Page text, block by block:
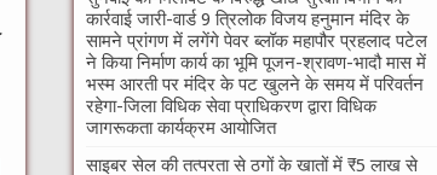
कार्रवाई जारी-वार्ड 9 त्रिलोक विजय हनुमान मंदिर के
सामने प्रांगण में लगेंगे पेवर ब्लॉक महापौर प्रहलाद पटेल
ने किया निर्माण कार्य का भूमि पूजन-श्रावण-भादौ मास में
भस्म आरती पर मंदिर के पट खुलने के समय में परिवर्तन
रहेगा-जिला विधिक सेवा प्राधिकरण द्वारा विधिक
जागरूकता कार्यक्रम आयोजित
साइबर सेल की तत्परता से ठगों के खातों में ₹5 लाख से